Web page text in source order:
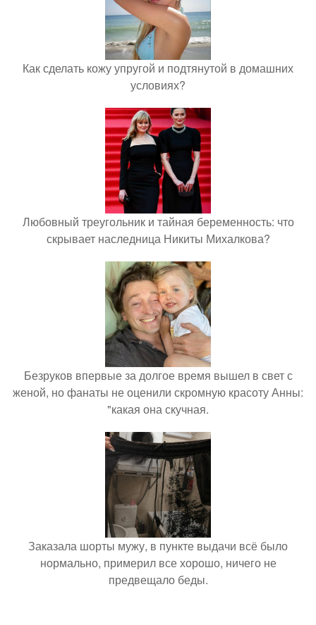
Как сделать кожу упругой и подтянутой в домашних
условиях?
Любовный треугольник и тайная беременность: что
скрывает наследница Никиты Михалкова?
Безруков впервые за долгое время вышел в свет с
женой, но фанаты не оценили скромную красоту Анны:
"какая она скучная.
Заказала шорты мужу, в пункте выдачи всё было
нормально, примерил все хорошо, ничего не
предвещало беды.